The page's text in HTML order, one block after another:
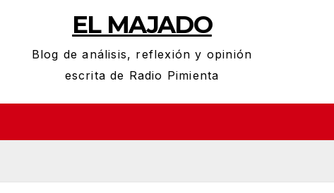
EL MAJADO
Blog de análisis, reflexión y opinión
escrita de Radio Pimienta